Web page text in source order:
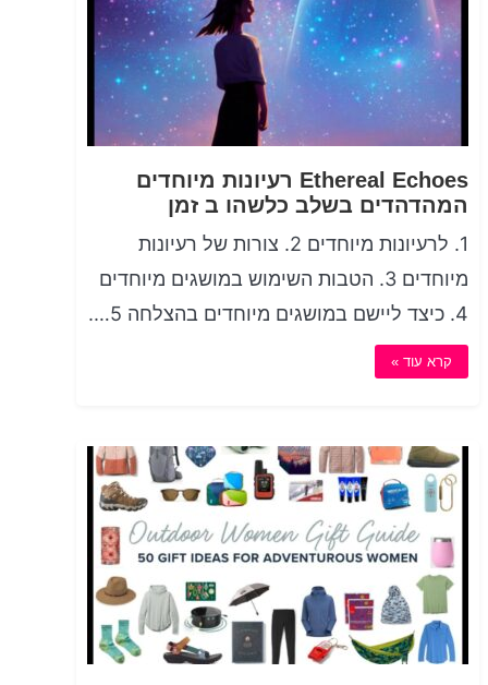
Ethereal Echoes רעיונות מיוחדים
המהדהדים בשלב כלשהו ב זמן
1. לרעיונות מיוחדים 2. צורות של רעיונות
מיוחדים 3. הטבות השימוש במושגים מיוחדים
4. כיצד ליישם במושגים מיוחדים בהצלחה 5….
קרא עוד »